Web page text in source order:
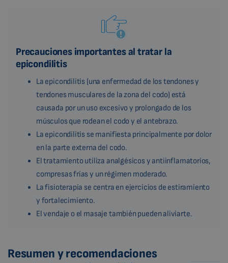
Precauciones importantes al tratar la
epicondilitis
La epicondilitis (una enfermedad de los tendones y
tendones musculares de la zona del codo) está
causada por un uso excesivo y prolongado de los
músculos que rodean el codo y el antebrazo.
La epicondilitis se manifiesta principalmente por dolor
en la parte externa del codo.
El tratamiento utiliza analgésicos y antiinflamatorios,
compresas frías y un régimen moderado.
La fisioterapia se centra en ejercicios de estiramiento
y fortalecimiento.
El vendaje o el masaje también pueden aliviarte.
Resumen y recomendaciones